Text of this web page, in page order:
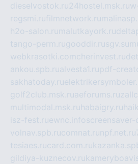
dieselvostok.ru24hostel.msk.ru
regsmi.rufilmnetwork.ru
h2o-salon.ru malutkayork.ru
tango-perm.rugooddir.rusgv.su
webkrasotki.comcherinvest.ru
ankou.spb.rualvesta1.rupdf-
sakhatoday.ru
golf2club.msk.ruaeforums.ru
multimodal.msk.ru habaigry.ru
isz-fest.ruewnc.info
volnav.spb.rucomnat.ru npf.net.ru
tesiaes.rucard.com.ru
gildiya-kuznecov.ru